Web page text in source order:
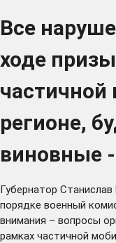
Все
ходе
частичной
регионе,
виновные
Губернатор
порядке военный
внимания – вопросы
рамках частичной